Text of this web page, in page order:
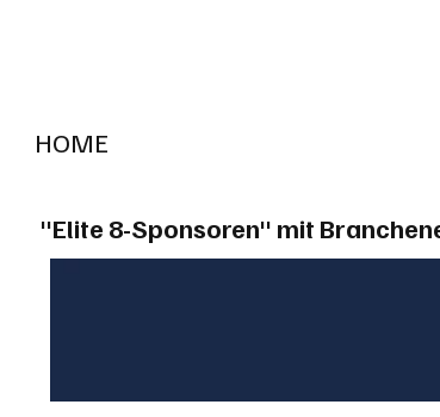
HOME
"Elite 8-Sponsoren" mit